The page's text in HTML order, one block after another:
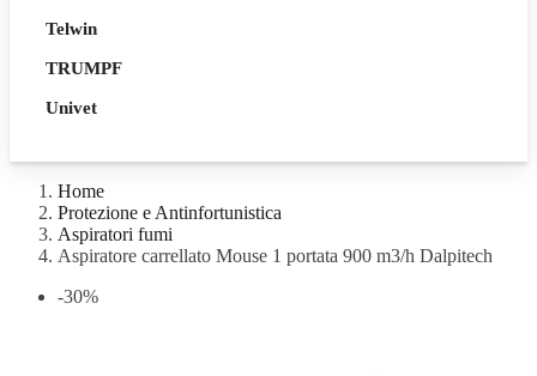
Telwin
TRUMPF
Univet
Home
Protezione e Antinfortunistica
Aspiratori fumi
Aspiratore carrellato Mouse 1 portata 900 m3/h Dalpitech
-30%